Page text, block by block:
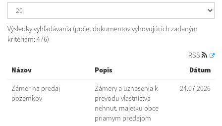
Výsledky vyhľadávania (počet dokumentov vyhovujúcich zadaným
kritériám: 476)
RSS
Názov
Popis Dátum
Zámer na predaj
pozemkov
Zámery a uznesenia k
prevodu vlastníctva
nehnut. majetku obce
priamym predajom
24.07.2026